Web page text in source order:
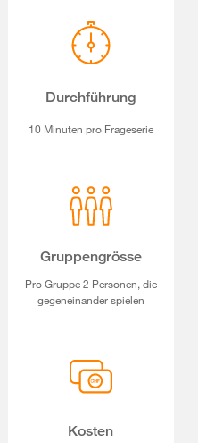
Durchführung
10 Minuten pro Frageserie
Gruppengrösse
Pro Gruppe 2 Personen, die
gegeneinander spielen
Kosten